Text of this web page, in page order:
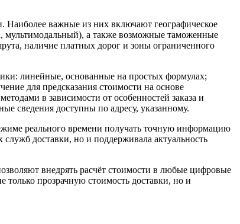
Наиболее важные из них включают географическое
мультимодальный), а также возможные таможенные
наличие платных дорог и зоны ограниченного
линейные, основанные на простых формулах;
для предсказания стоимости на основе
в зависимости от особенностей заказа и
сведения доступны по адресу, указанному.
реального времени получать точную информацию
доставки, но и поддерживала актуальность
внедрять расчёт стоимости в любые цифровые
только прозрачную стоимость доставки, но и